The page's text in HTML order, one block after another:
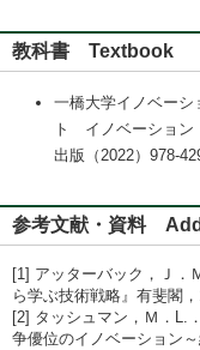
教科書 Textbook
一橋大学イノベーシ
ト イノベーション
出版（2022）978-
参考文献・資料
[1] アッターバック，Ｊ
ら学ぶ技術戦略』有斐閣
[2] タッシュマン，Ｍ．L.
争優位のイノベーション